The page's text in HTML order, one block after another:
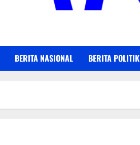
BERITA NASIONAL BERITA POLITIK